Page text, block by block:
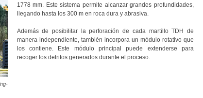
1778 mm. Este sistema permite alcanzar grandes profundidades,
llegando hasta los 300 m en roca dura y abrasiva.
Además de posibilitar la perforación de cada martillo TDH de
manera independiente, también incorpora un módulo rotativo que
los contiene. Este módulo principal puede extenderse para
recoger los detritos generados durante el proceso.